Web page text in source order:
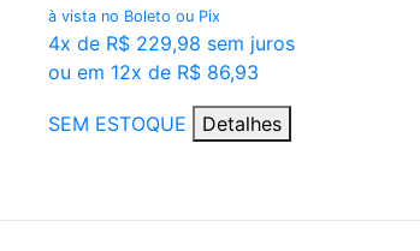
à vista no Boleto ou Pix
4x de R$ 229,98 sem juros
ou em 12x de R$ 86,93
SEM ESTOQUE Detalhes